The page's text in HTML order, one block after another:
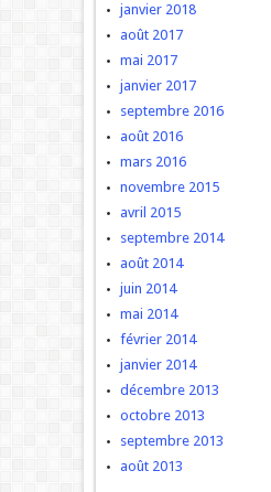
janvier 2018
août 2017
mai 2017
janvier 2017
septembre 2016
août 2016
mars 2016
novembre 2015
avril 2015
septembre 2014
août 2014
juin 2014
mai 2014
février 2014
janvier 2014
décembre 2013
octobre 2013
septembre 2013
août 2013